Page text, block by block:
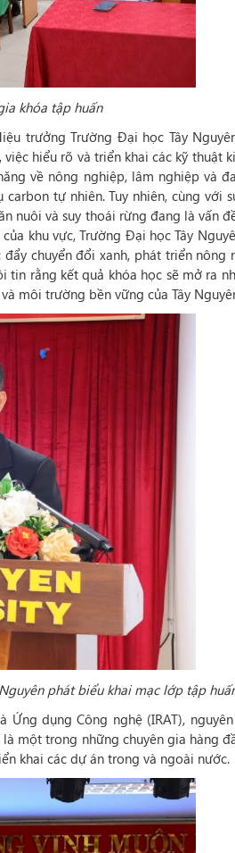
khóa tập huấn
trưởng Trường Đại học Tây
hiểu rõ và triển khai các kỹ thuật
về nông nghiệp, lâm nghiệp và
tự nhiên. Tuy nhiên, cùng với
nuôi và suy thoái rừng đang là vấn
khu vực, Trường Đại học Tây
chuyển đổi xanh, phát triển nông
tin rằng kết quả khóa học sẽ mở ra
môi trường bền vững của Tây
phát biểu khai mạc lớp tập
dụng Công nghệ (IRAT),
một trong những chuyên gia hàng
khai các dự án trong và ngoài nước.